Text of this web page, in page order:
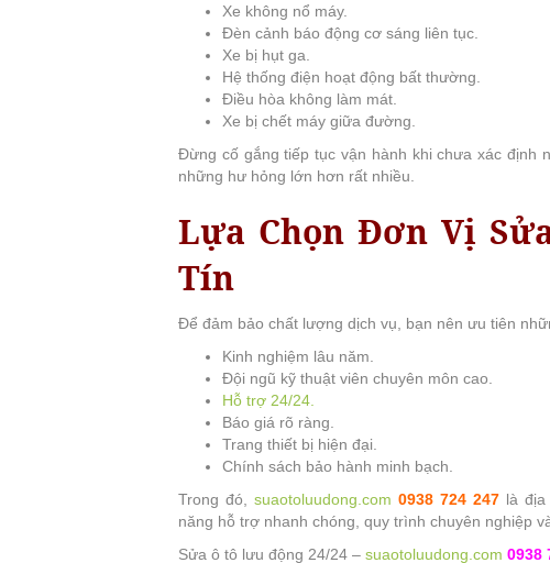
Xe không nổ máy.
Đèn cảnh báo động cơ sáng liên tục.
Xe bị hụt ga.
Hệ thống điện hoạt động bất thường.
Điều hòa không làm mát.
Xe bị chết máy giữa đường.
Đừng cố gắng tiếp tục vận hành khi chưa xác định
những hư hỏng lớn hơn rất nhiều.
Lựa Chọn Đơn Vị
Tín
Để đảm bảo chất lượng dịch vụ, bạn nên ưu tiên
Kinh nghiệm lâu năm.
Đội ngũ kỹ thuật viên chuyên môn cao.
Hỗ trợ 24/24.
Báo giá rõ ràng.
Trang thiết bị hiện đại.
Chính sách bảo hành minh bạch.
Trong đó, suaotoluudong.com 0938 724 247là địa
năng hỗ trợ nhanh chóng, quy trình chuyên nghiệp
Sửa ô tô lưu động 24/24 –suaotoluudong.com 0938